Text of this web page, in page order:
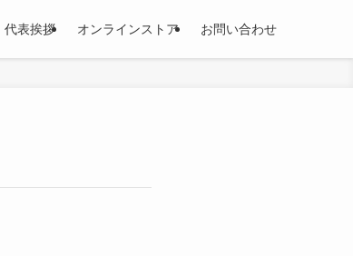
代表挨拶 オンラインストア お問い合わせ